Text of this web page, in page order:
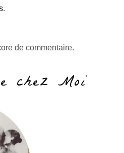
.
de commentaire.
chez Moi